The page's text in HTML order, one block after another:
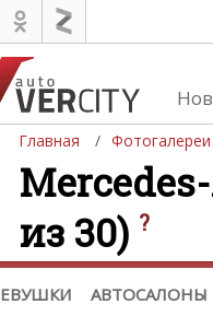
Главная Фотогалереи
из 30) ?
АВТОСАЛОНЫ
добавления
марок
(+1102)